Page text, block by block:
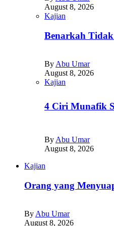
August 8, 2026
Kajian
Benarkah
By Abu Umar
August 8, 2026
Kajian
By Abu Umar
August 8, 2026
Kajian
Orang yang
By Abu Umar
August 8, 2026